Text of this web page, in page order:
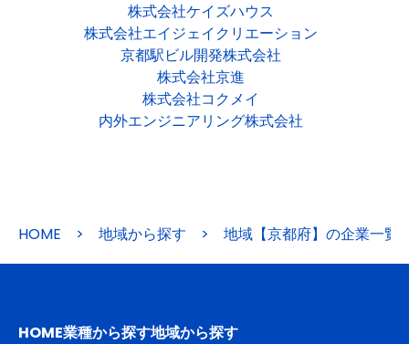
株式会社ケイズハウス
株式会社エイジェイクリエーション
京都駅ビル開発株式会社
株式会社京進
株式会社コクメイ
内外エンジニアリング株式会社
HOME > 地域から探す > 地域【京都府】の企業一覧
HOME業種から探す地域から探す